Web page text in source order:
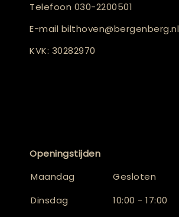
Telefoon 030-2200501
E-mail bilthoven@bergenberg.nl
KVK: 30282970
Openingstijden
Maandag
Gesloten
Dinsdag
10:00 - 17:00